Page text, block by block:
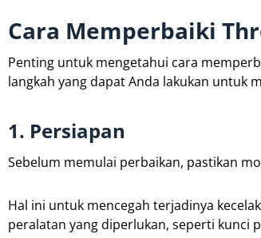
Cara Memperbaiki
Penting untuk mengetahui cara
langkah yang dapat Anda lakukan untuk
1. Persiapan
Sebelum memulai perbaikan, pastikan
Hal ini untuk mencegah terjadinya
peralatan yang diperlukan, seperti kunci